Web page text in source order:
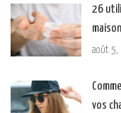
26
août 5,
vos